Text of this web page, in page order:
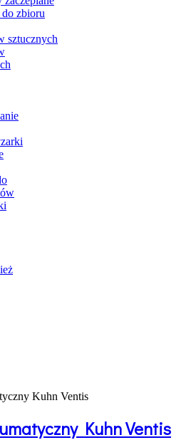
zbioru
sztucznych
Kuhn Ventis
Kuhn Ventis